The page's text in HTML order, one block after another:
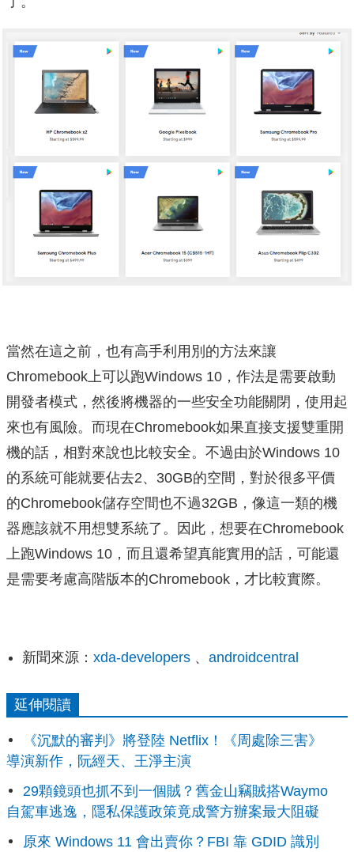
當然在這之前，也有高手利用別的方法來讓
Chromebook上可以跑Windows 10，作法是需要啟動
開發者模式，然後將機器的一些安全功能關閉，使用起
來也有風險。而現在Chromebook如果直接支援雙重開
機的話，相對來說也比較安全。不過由於Windows 10
的系統可能就要佔去2、30GB的空間，對於很多平價
的Chromebook儲存空間也不過32GB，像這一類的機
器應該就不用想雙系統了。因此，想要在Chromebook
上跑Windows 10，而且還希望真能實用的話，可能還
是需要考慮高階版本的Chromebook，才比較實際。
新聞來源： xda-developers 、 androidcentral
延伸閱讀
《沉默的審判》將登陸 Netflix！《周處除三害》
導演新作，阮經天、王淨主演
29顆鏡頭也抓不到一個賊？舊金山竊賊搭Waymo
自駕車逃逸，隱私保護政策竟成警方辦案最大阻礙
原來 Windows 11 會出賣你？FBI 靠 GDID 識別